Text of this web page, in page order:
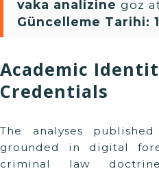
vaka analizine göz
Güncelleme Tarihi:
Academic
Credentials
The analyses
grounded in digital
criminal law